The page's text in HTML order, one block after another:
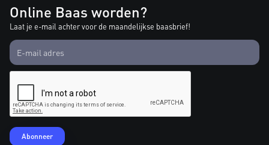
Online Baas worden?
Laat je e-mail achter voor de maandelijkse baasbrief!